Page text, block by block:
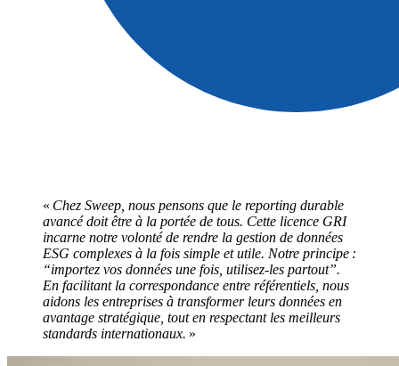
« Chez Sweep, nous pensons que le reporting durable
avancé doit être à la portée de tous. Cette licence GRI
incarne notre volonté de rendre la gestion de données
ESG complexes à la fois simple et utile. Notre principe :
“importez vos données une fois, utilisez-les partout”.
En facilitant la correspondance entre référentiels, nous
aidons les entreprises à transformer leurs données en
avantage stratégique, tout en respectant les meilleurs
standards internationaux. »